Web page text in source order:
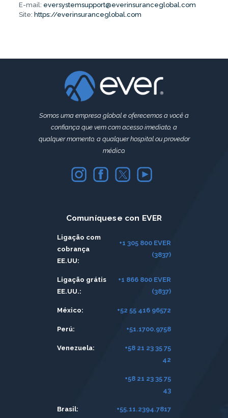
E-mail: eversystemsupport@everinsuranceglobal.com
Site: https://everinsuranceglobal.com
Somos uma empresa global e oferecemos a você a
confiança que vem com acesso imediato, a
qualquer momento, a qualquer hospital ou provedor
médico.
Comuníquese con EVER
Ligação com
cobrança
EE.UU:
+1 305 800 EVER
(3837)
Ligação grátis
EE.UU.:
+1 866 800 EVER
(3837)
México: +52 55 416 96572
Perú: +51.1700.9758
Venezuela:
+58 21 23 35 75
42
+58 21 23 35 75
43
Brasil: +55.11.2394.7817